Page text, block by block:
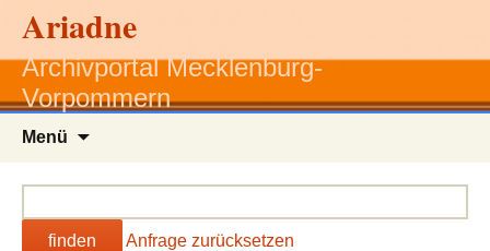
Ariadne
Archivportal Mecklenburg-
Vorpommern
Menü
finden Anfrage zurücksetzen